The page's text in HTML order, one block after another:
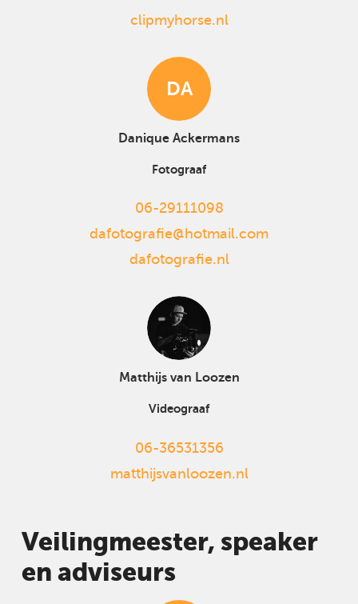
clipmyhorse.nl
DA
Danique Ackermans
Fotograaf
06-29111098
dafotografie@hotmail.com
dafotografie.nl
Matthijs van Loozen
Videograaf
06-36531356
matthijsvanloozen.nl
Veilingmeester, speaker
en adviseurs